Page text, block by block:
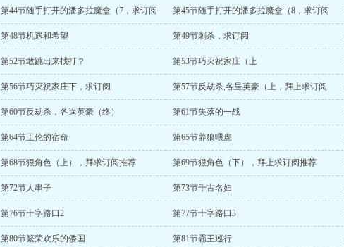
第44节随手打开的潘多拉魔盒（7，求订阅 第45节随手打开的潘多拉魔盒（8，求订阅
第48节机遇和希望 第49节刺杀，求订阅
第52节敢跳出来找打？ 第53节巧灭祝家庄（上
第56节巧灭祝家庄下，求订阅 第57节反劫杀,各呈英豪（上，拜上求订阅
第60节反劫杀，各逞英豪（终） 第61节失落的一战
第64节王伦的宿命 第65节养狼喂虎
第68节狠角色（上），拜求订阅推荐 第69节狠角色（下），拜上求订阅推荐
第72节人串子 第73节千古名妇
第76节十字路口2 第77节十字路口3
第80节繁荣欢乐的倭国 第81节霸王巡行